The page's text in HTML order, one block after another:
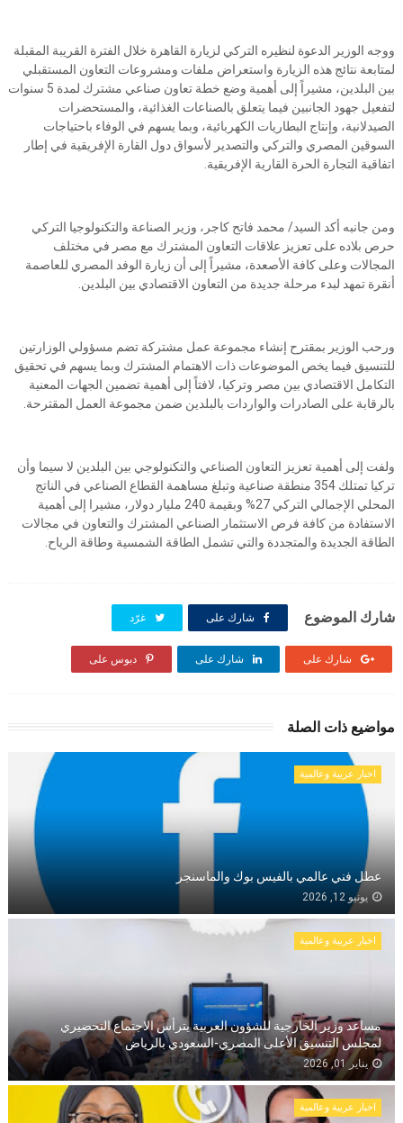
ووجه الوزير الدعوة لنظيره التركي لزيارة القاهرة خلال الفترة القريبة المقبلة
لمتابعة نتائج هذه الزيارة واستعراض ملفات ومشروعات التعاون المستقبلي
بين البلدين، مشيراً إلى أهمية وضع خطة تعاون صناعي مشترك لمدة 5 سنوات
لتفعيل جهود الجانبين فيما يتعلق بالصناعات الغذائية، والمستحضرات
الصيدلانية، وإنتاج البطاريات الكهربائية، وبما يسهم في الوفاء باحتياجات
السوقين المصري والتركي والتصدير لأسواق دول القارة الإفريقية في إطار
اتفاقية التجارة الحرة القارية الإفريقية.
ومن جانبه أكد السيد/ محمد فاتح كاجر، وزير الصناعة والتكنولوجيا التركي
حرص بلاده على تعزيز علاقات التعاون المشترك مع مصر في مختلف
المجالات وعلى كافة الأصعدة، مشيراً إلى أن زيارة الوفد المصري للعاصمة
أنقرة تمهد لبدء مرحلة جديدة من التعاون الاقتصادي بين البلدين.
ورحب الوزير بمقترح إنشاء مجموعة عمل مشتركة تضم مسؤولي الوزارتين
للتنسيق فيما يخص الموضوعات ذات الاهتمام المشترك وبما يسهم في تحقيق
التكامل الاقتصادي بين مصر وتركيا، لافتاً إلى أهمية تضمين الجهات المعنية
بالرقابة على الصادرات والواردات بالبلدين ضمن مجموعة العمل المقترحة.
ولفت إلى أهمية تعزيز التعاون الصناعي والتكنولوجي بين البلدين لا سيما وأن
تركيا تمتلك 354 منطقة صناعية وتبلغ مساهمة القطاع الصناعي في الناتج
المحلي الإجمالي التركي 27% وبقيمة 240 مليار دولار، مشيرا إلى أهمية
الاستفادة من كافة فرص الاستثمار الصناعي المشترك والتعاون في مجالات
الطاقة الجديدة والمتجددة والتي تشمل الطاقة الشمسية وطاقة الرياح.
شارك الموضوع شارك على غرّد
شارك على شارك على دبوس على
مواضيع ذات الصلة
اخبار عربية وعالمية
عطل فني عالمي بالفيس بوك والماسنجر
يونيو 12, 2026
اخبار عربية وعالمية
مساعد وزير الخارجية للشؤون العربية يترأس الاجتماع التحضيري
لمجلس التنسيق الأعلى المصري-السعودي بالرياض
يناير 01, 2026
اخبار عربية وعالمية